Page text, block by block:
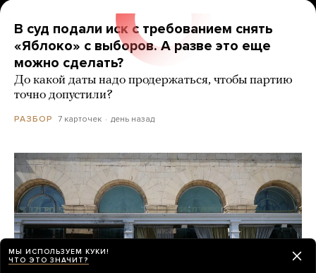
В суд подали иск с требованием снять
«Яблоко» с выборов. А разве это еще
можно сделать?
До какой даты надо продержаться, чтобы партию
точно допустили?
РАЗБОР 7 карточек день назад
МЫ ИСПОЛЬЗУЕМ КУКИ!
ЧТО ЭТО ЗНАЧИТ?